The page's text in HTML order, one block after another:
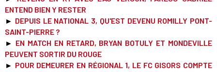
ENTEND BIEN Y RESTER
► DEPUIS LE NATIONAL 3, QU'EST DEVENU ROMILLY PONT-
SAINT-PIERRE ?
► EN MATCH EN RETARD, BRYAN BOTULY ET MONDEVILLE
PEUVENT SORTIR DU ROUGE
► POUR DEMEURER EN RÉGIONAL 1, LE FC GISORS COMPTE